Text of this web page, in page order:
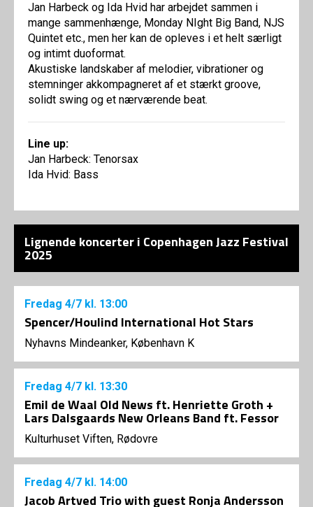
Jan Harbeck og Ida Hvid har arbejdet sammen i
mange sammenhænge, Monday NIght Big Band, NJS
Quintet etc., men her kan de opleves i et helt særligt
og intimt duoformat.
Akustiske landskaber af melodier, vibrationer og
stemninger akkompagneret af et stærkt groove,
solidt swing og et nærværende beat.
Line up:
Jan Harbeck: Tenorsax
Ida Hvid: Bass
Lignende koncerter i Copenhagen Jazz Festival
2025
Fredag 4/7 kl. 13:00
Spencer/Houlind International Hot Stars
Nyhavns Mindeanker, København K
Fredag 4/7 kl. 13:30
Emil de Waal Old News ft. Henriette Groth +
Lars Dalsgaards New Orleans Band ft. Fessor
Kulturhuset Viften, Rødovre
Fredag 4/7 kl. 14:00
Jacob Artved Trio with guest Ronja Andersson